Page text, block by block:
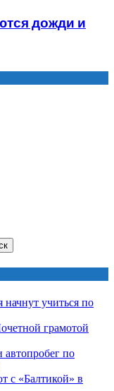
дожди и
учиться по
грамотой
по
с «Балтикой» в